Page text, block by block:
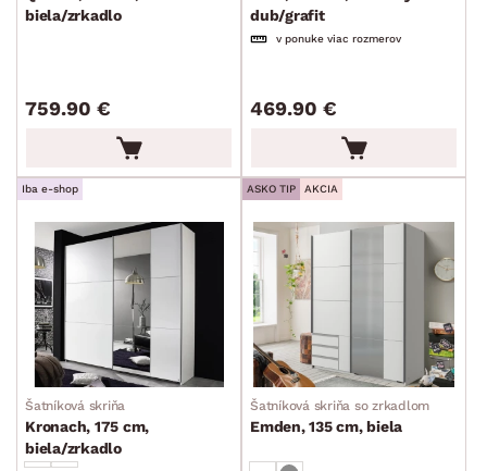
biela/zrkadlo
759.90 €
dub/grafit
v ponuke viac rozmerov
469.90 €
Iba e-shop
Šatníková skriňa
Kronach, 175 cm,
biela/zrkadlo
ASKO TIP AKCIA
Šatníková skriňa so zrkadlom
Emden, 135 cm, biela